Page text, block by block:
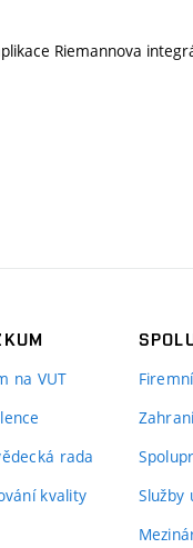
Riemannova
na VUT
rada
kvality
Služby